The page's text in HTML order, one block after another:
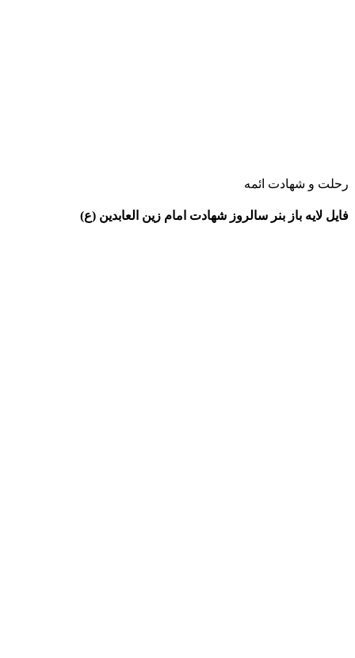
رحلت و شهادت ائمه
فایل لایه باز بنر سالروز شهادت امام زین العابدین (ع)